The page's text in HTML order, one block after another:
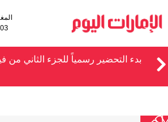
بدء التحضير رسمياً للجزء الثاني من